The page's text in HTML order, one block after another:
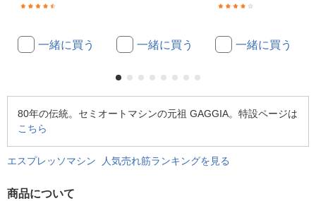
一緒に買う 一緒に買う 一緒に買う
80年の伝統。セミオートマシンの元祖 GAGGIA。特設ページは
こちら
エスプレッソマシン 人気売れ筋ランキングを見る
商品について